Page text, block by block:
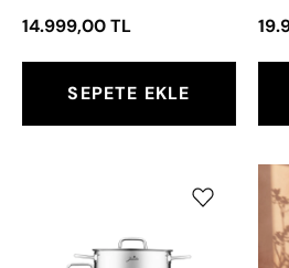
14.999,00 TL
SEPETE EKLE
Parça